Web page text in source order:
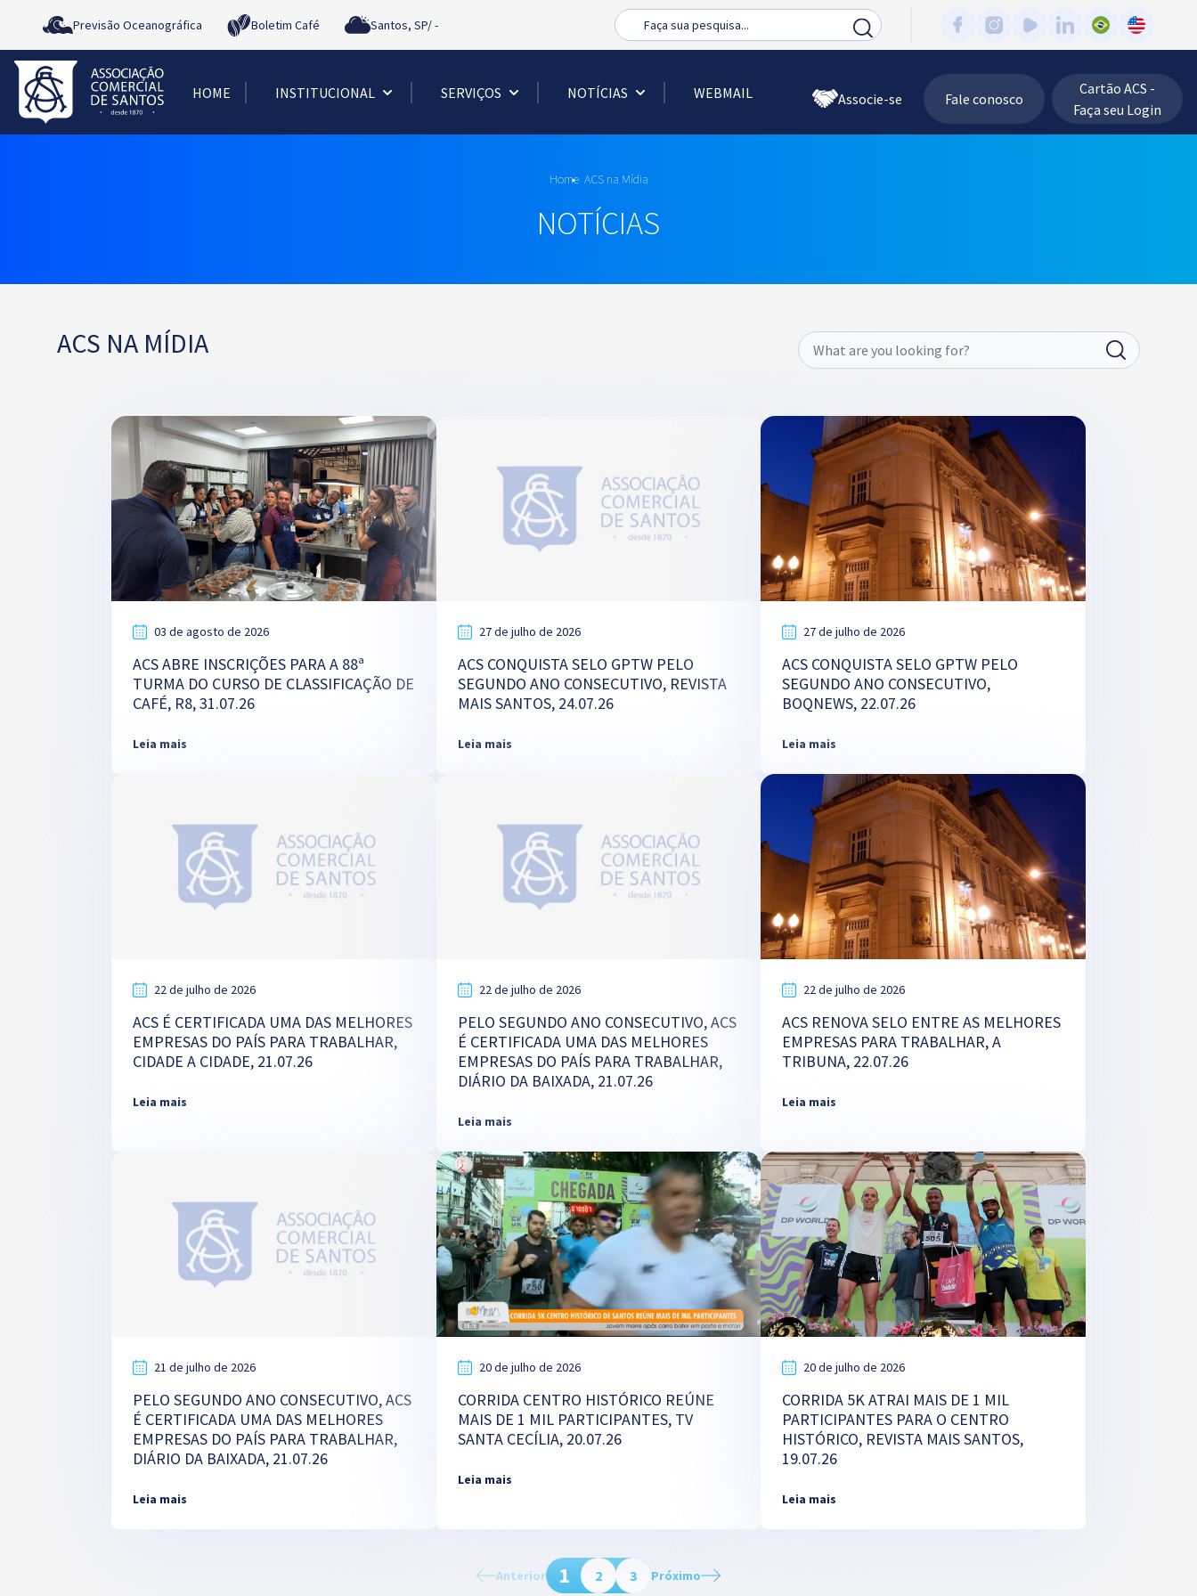
Previsão Oceanográfica Boletim Café Santos, SP/- Busca
HOME INSTITUCIONAL SERVIÇOS NOTÍCIAS WEBMAIL Associe-se Fale conosco
Cartão ACS -
Faça seu Login
Home ACS na Mídia
NOTÍCIAS
ACS NA MÍDIA
03 de agosto de 2026
ACS ABRE INSCRIÇÕES PARA A 88ª
TURMA DO CURSO DE CLASSIFICAÇÃO DE
CAFÉ, R8, 31.07.26
Leia mais
27 de julho de 2026
ACS CONQUISTA SELO GPTW PELO
SEGUNDO ANO CONSECUTIVO, REVISTA
MAIS SANTOS, 24.07.26
Leia mais
27 de julho de 2026
ACS CONQUISTA SELO GPTW PELO
SEGUNDO ANO CONSECUTIVO,
BOQNEWS, 22.07.26
Leia mais
22 de julho de 2026
ACS É CERTIFICADA UMA DAS MELHORES
EMPRESAS DO PAÍS PARA TRABALHAR,
CIDADE A CIDADE, 21.07.26
Leia mais
22 de julho de 2026
PELO SEGUNDO ANO CONSECUTIVO, ACS
É CERTIFICADA UMA DAS MELHORES
EMPRESAS DO PAÍS PARA TRABALHAR,
DIÁRIO DA BAIXADA, 21.07.26
Leia mais
22 de julho de 2026
ACS RENOVA SELO ENTRE AS MELHORES
EMPRESAS PARA TRABALHAR, A
TRIBUNA, 22.07.26
Leia mais
21 de julho de 2026
PELO SEGUNDO ANO CONSECUTIVO, ACS
É CERTIFICADA UMA DAS MELHORES
EMPRESAS DO PAÍS PARA TRABALHAR,
DIÁRIO DA BAIXADA, 21.07.26
Leia mais
20 de julho de 2026
CORRIDA CENTRO HISTÓRICO REÚNE
MAIS DE 1 MIL PARTICIPANTES, TV
SANTA CECÍLIA, 20.07.26
Leia mais
20 de julho de 2026
CORRIDA 5K ATRAI MAIS DE 1 MIL
PARTICIPANTES PARA O CENTRO
HISTÓRICO, REVISTA MAIS SANTOS,
19.07.26
Leia mais
Anterior 1 2 3 Próximo